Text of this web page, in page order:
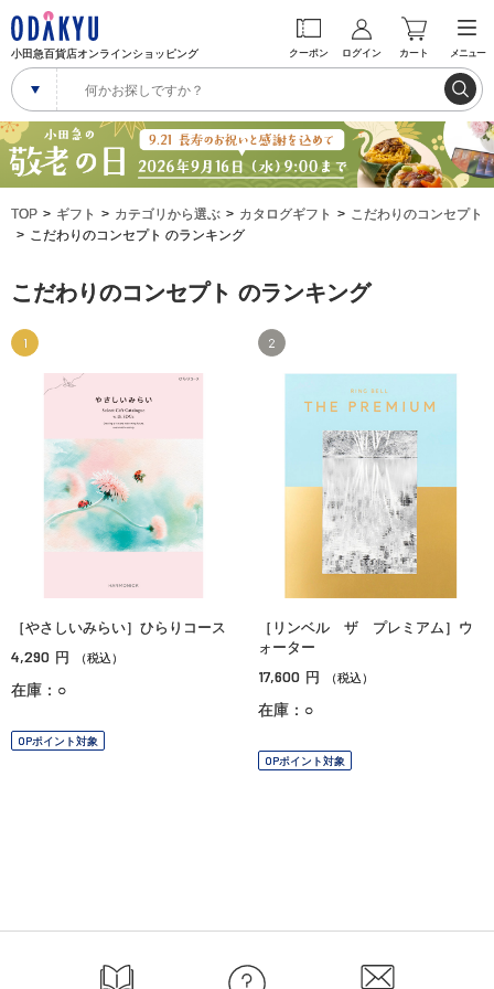
小田急百貨店オンラインショッピング クーポン ログイン カート メニュー
TOP ギフト カテゴリから選ぶ カタログギフト
こだわりのコンセプト
こだわりのコンセプト のランキング
こだわりのコンセプト のランキング
1
［やさしいみらい］ひらりコース
4,290 円 （税込）
在庫：○
OPポイント対象
2
［リンベル ザ プレミアム］ウ
ォーター
17,600 円 （税込）
在庫：○
OPポイント対象